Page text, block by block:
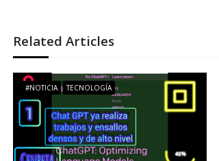
e
g
a
c
Related Articles
#NOTICIA TECNOLOGÍA